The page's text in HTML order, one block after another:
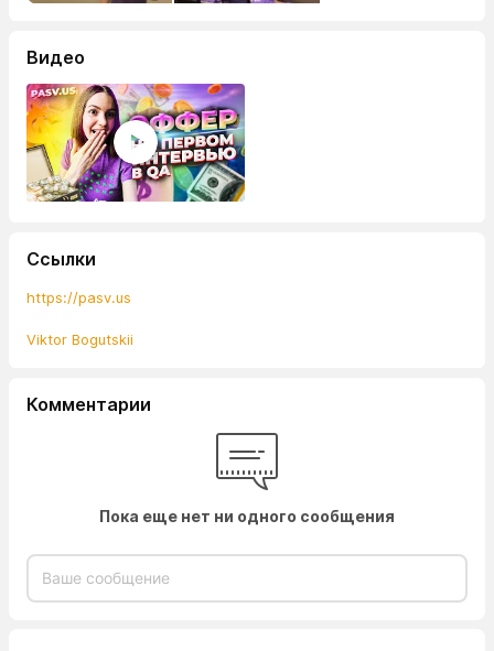
Видео
Ссылки
https://pasv.us
Viktor Bogutskii
Комментарии
Пока еще нет ни одного сообщения